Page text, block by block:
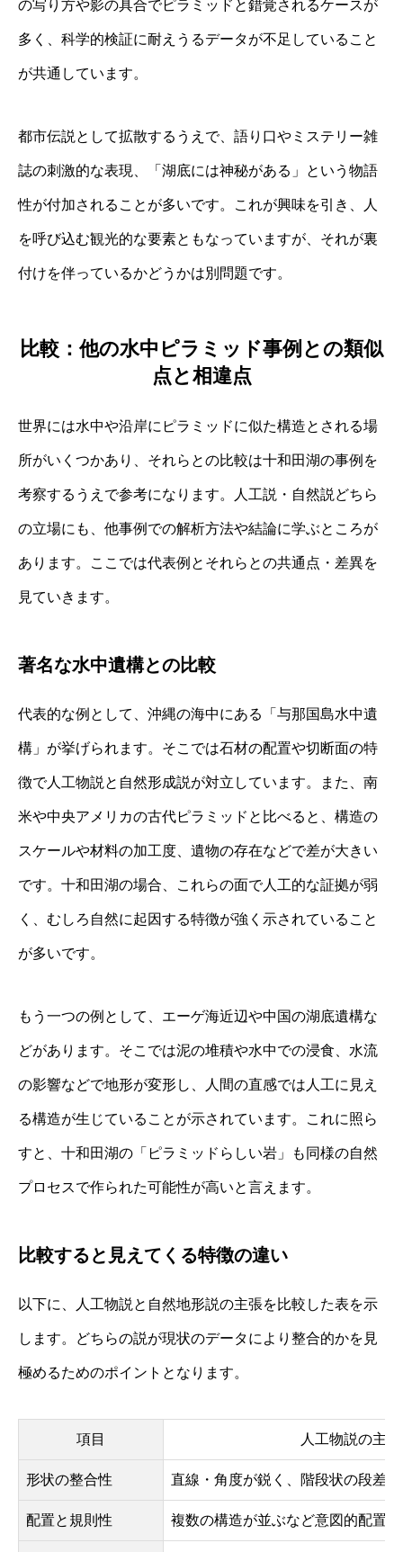
の写り方や影の具合でピラミッドと錯覚されるケースが
多く、科学的検証に耐えうるデータが不足していること
が共通しています。
都市伝説として拡散するうえで、語り口やミステリー雑
誌の刺激的な表現、「湖底には神秘がある」という物語
性が付加されることが多いです。これが興味を引き、人
を呼び込む観光的な要素ともなっていますが、それが裏
付けを伴っているかどうかは別問題です。
比較：他の水中ピラミッド事例との類似
点と相違点
世界には水中や沿岸にピラミッドに似た構造とされる場
所がいくつかあり、それらとの比較は十和田湖の事例を
考察するうえで参考になります。人工説・自然説どちら
の立場にも、他事例での解析方法や結論に学ぶところが
あります。ここでは代表例とそれらとの共通点・差異を
見ていきます。
著名な水中遺構との比較
代表的な例として、沖縄の海中にある「与那国島水中遺
構」が挙げられます。そこでは石材の配置や切断面の特
徴で人工物説と自然形成説が対立しています。また、南
米や中央アメリカの古代ピラミッドと比べると、構造の
スケールや材料の加工度、遺物の存在などで差が大きい
です。十和田湖の場合、これらの面で人工的な証拠が弱
く、むしろ自然に起因する特徴が強く示されていること
が多いです。
もう一つの例として、エーゲ海近辺や中国の湖底遺構な
どがあります。そこでは泥の堆積や水中での浸食、水流
の影響などで地形が変形し、人間の直感では人工に見え
る構造が生じていることが示されています。これに照ら
すと、十和田湖の「ピラミッドらしい岩」も同様の自然
プロセスで作られた可能性が高いと言えます。
比較すると見えてくる特徴の違い
以下に、人工物説と自然地形説の主張を比較した表を示
します。どちらの説が現状のデータにより整合的かを見
極めるためのポイントとなります。
項目 人工物説の主張
形状の整合性 直線・角度が鋭く、階段状の段差
配置と規則性 複数の構造が並ぶなど意図的配置